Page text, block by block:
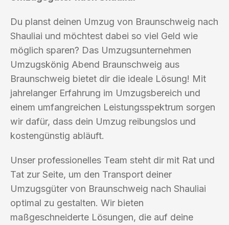
Du planst deinen Umzug von Braunschweig nach
Shauliai und möchtest dabei so viel Geld wie
möglich sparen? Das Umzugsunternehmen
Umzugskönig Abend Braunschweig aus
Braunschweig bietet dir die ideale Lösung! Mit
jahrelanger Erfahrung im Umzugsbereich und
einem umfangreichen Leistungsspektrum sorgen
wir dafür, dass dein Umzug reibungslos und
kostengünstig abläuft.
Unser professionelles Team steht dir mit Rat und
Tat zur Seite, um den Transport deiner
Umzugsgüter von Braunschweig nach Shauliai
optimal zu gestalten. Wir bieten
maßgeschneiderte Lösungen, die auf deine